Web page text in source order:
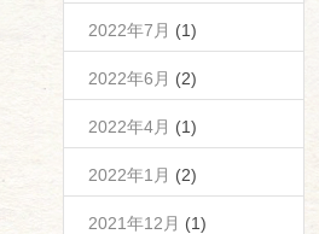
2022年7月 (1)
2022年6月 (2)
2022年4月 (1)
2022年1月 (2)
2021年12月 (1)